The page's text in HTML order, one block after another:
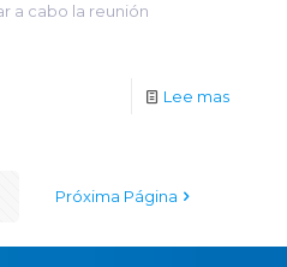
a cabo la reunión
Lee mas
Próxima Página